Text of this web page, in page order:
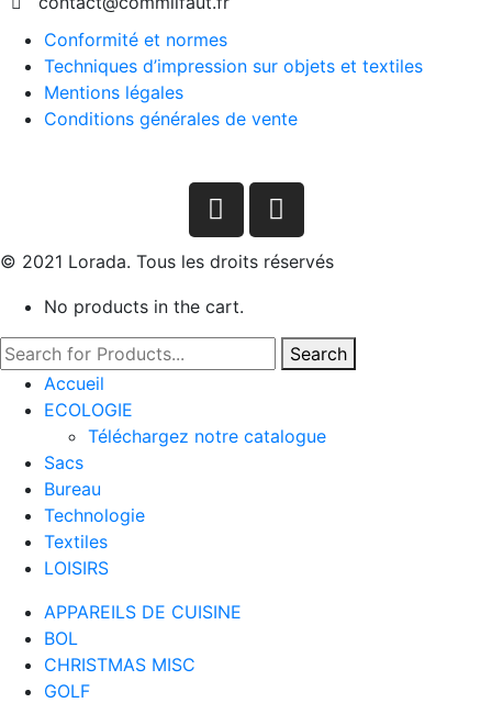
Conformité et normes
Techniques d’impression sur objets et textiles
Mentions légales
Conditions générales de vente
© 2021 Lorada. Tous les droits réservés
No products in the cart.
Search
Accueil
ECOLOGIE
Téléchargez notre catalogue
Sacs
Bureau
Technologie
Textiles
LOISIRS
APPAREILS DE CUISINE
BOL
CHRISTMAS MISC
GOLF